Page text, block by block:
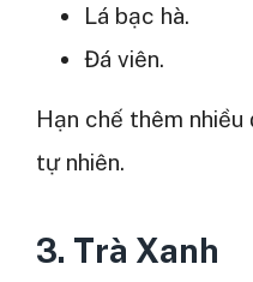
Lá bạc hà.
Đá viên.
Hạn chế thêm
tự nhiên.
3. Trà Xanh